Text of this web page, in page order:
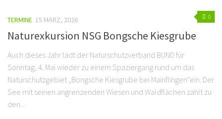
0
TERMINE 15 MÄRZ, 2026
Naturexkursion NSG Bongsche Kiesgrube
Auch dieses Jahr lädt der Naturschutzverband BUND für
Sonntag, 4. Mai wieder zu einem Spaziergang rund um das
Naturschutzgebiet „Bongsche Kiesgrube bei Mainflingen“ein. Der
See mit seinen angrenzenden Wiesen und Waldflächen zählt zu
den...